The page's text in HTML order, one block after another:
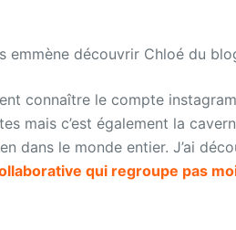
emmène découvrir Chloé du
connaître le compte instagram
mais c’est également la
dans le monde entier. J’ai
qui regroupe pas